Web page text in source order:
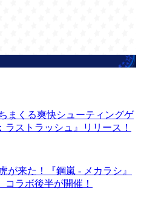
まくる爽快シューティングゲ
ストラッシュ』リリース！
が来た！『鋼嵐 - メカラシ』
ラボ後半が開催！